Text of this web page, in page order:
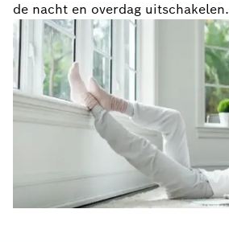
de nacht en overdag uitschakelen.